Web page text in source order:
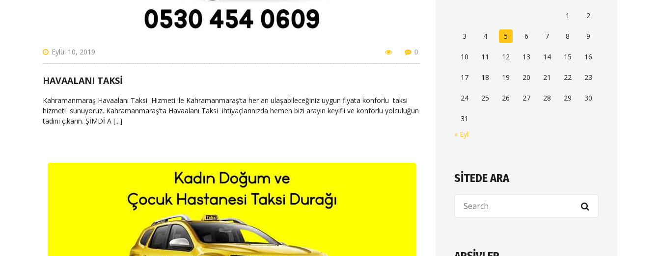
Eylül 10, 2019 0
HAVAALANI TAKSI
Kahramanmaraş Havaalanı Taksi Hizmeti ile Kahramanmaraş’ta her an ulaşabileceğiniz uygun fiyata konforlu taksi
hizmeti sunuyoruz. Kahramanmaraş’ta Havaalanı Taksi ihtiyaçlarınızda hemen bizi arayın keyifli ve konforlu yolculuğun
tadını çıkarın. ŞİMDİ A [...]
1 2
3 4 5 6 7 8 9
10 11 12 13 14 15 16
17 18 19 20 21 22 23
24 25 26 27 28 29 30
31
« Eyl
SITEDE ARA